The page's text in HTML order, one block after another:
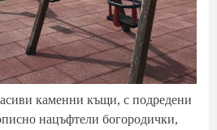
каменни къщи, с подредени
нацъфтели богородички,